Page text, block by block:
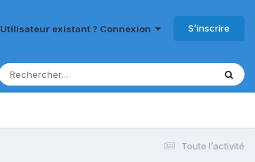
Utilisateur existant ? Connexion S’inscrire
Toute l’activité